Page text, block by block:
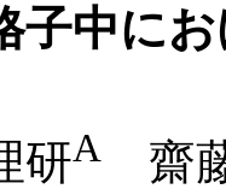
子中に
研A
齋